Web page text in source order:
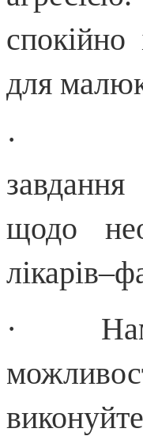
для
·
щодо
·